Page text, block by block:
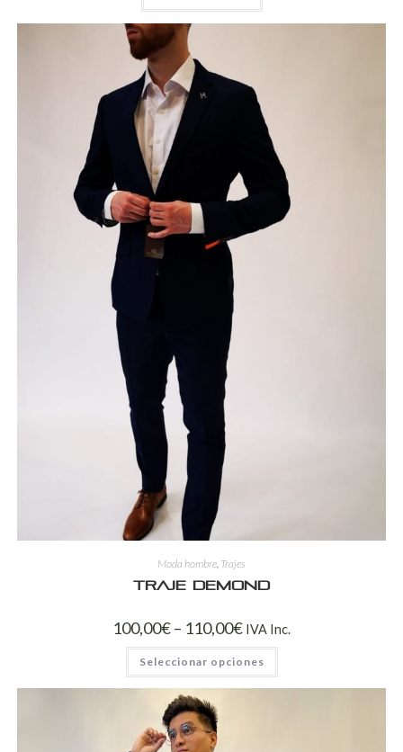
Moda hombre Trajes
Traje Demond
100,00€– 110,00€ IVA Inc.
Seleccionar opciones